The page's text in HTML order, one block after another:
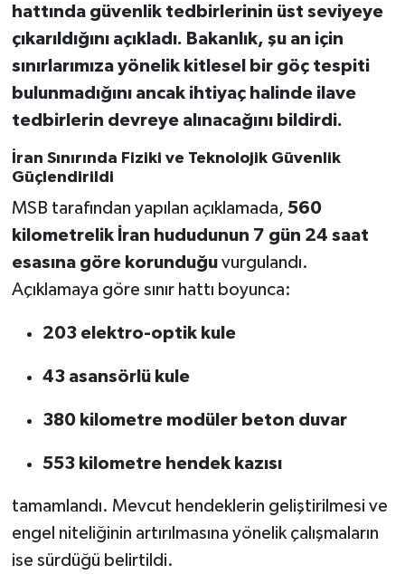
hattında güvenlik tedbirlerinin üst seviyeye
çıkarıldığını açıkladı. Bakanlık, şu an için
sınırlarımıza yönelik kitlesel bir göç tespiti
bulunmadığını ancak ihtiyaç halinde ilave
tedbirlerin devreye alınacağını bildirdi.
İran Sınırında Fiziki ve Teknolojik Güvenlik
Güçlendirildi
MSB tarafından yapılan açıklamada, 560
kilometrelik İran hududunun 7 gün 24 saat
esasına göre korunduğuvurgulandı.
Açıklamaya göre sınır hattı boyunca:
203 elektro-optik kule
43 asansörlü kule
380 kilometre modüler beton duvar
553 kilometre hendek kazısı
tamamlandı. Mevcut hendeklerin geliştirilmesi ve
engel niteliğinin artırılmasına yönelik çalışmaların
ise sürdüğü belirtildi.
Siyaset
Sokak Hayvanlarını Sahiplendirme
Spor
Vasıta
Yaşam